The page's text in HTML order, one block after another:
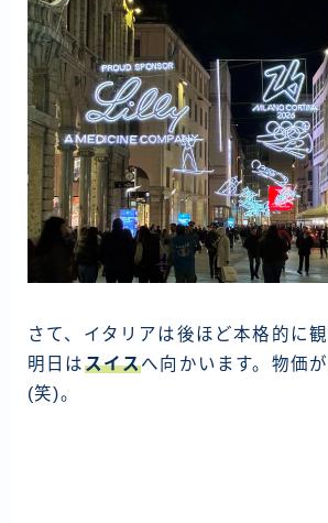
さて、イタリアは後ほど本格的に
明日はスイスへ向かいます。物価が
(笑)。